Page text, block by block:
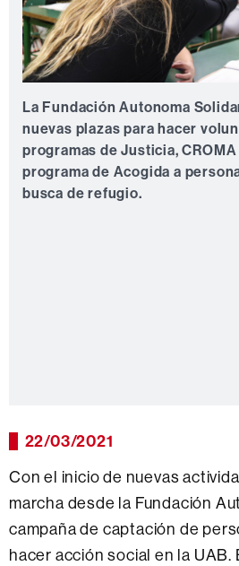
La Fundación Autonoma
nuevas plazas para hacer
programas de Justicia,
programa de Acogida a
busca de refugio.
22/03/2021
Con el inicio de nuevas
marcha desde la Fundación
campaña de captación de
hacer acción social en la UAB.